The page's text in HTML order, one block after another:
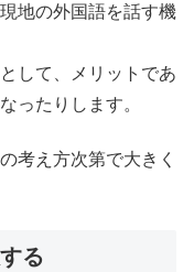
地の外国語を話す機
して、メリットであ
ったりします。
考え方次第で大きく
る